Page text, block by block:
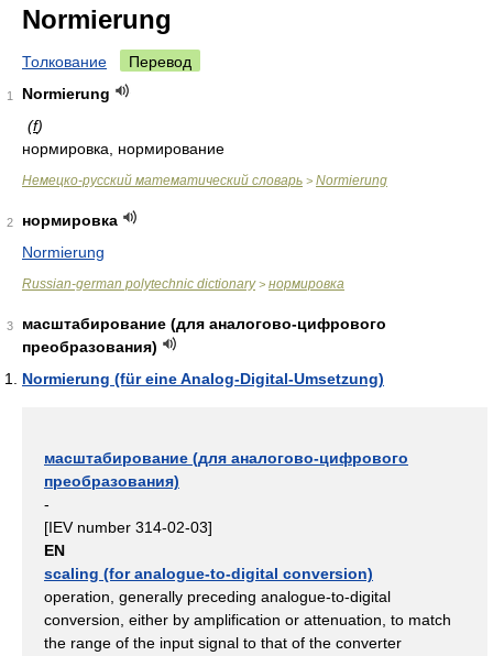
Normierung
Толкование Перевод
1
Normierung
(f)
нормировка, нормирование
Немецко-русский математический словарь > Normierung
2
нормировка
Normierung
Russian-german polytechnic dictionary> нормировка
3
масштабирование (для аналогово-цифрового
преобразования)
Normierung (für eine Analog-Digital-Umsetzung)
масштабирование (для аналогово-цифрового
преобразования)
-
[IEV number 314-02-03]
EN
scaling (for analogue-to-digital conversion)
operation, generally preceding analogue-to-digital
conversion, either by amplification or attenuation, to match
the range of the input signal to that of the converter